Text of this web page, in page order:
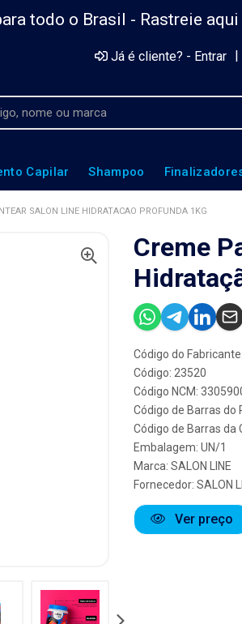
todo o Brasil - Rastreie
Já é cliente? - Entrar |
Capilar Shampoo
SALON LINE HIDRATACAO PROFUNDA 1KG
Creme
Código do
Código: 23520
Código NCM:
Código de Barras
Código de Barras da
Embalagem: UN/1
Marca: SALON LINE
Fornecedor: SALON
Ver preço